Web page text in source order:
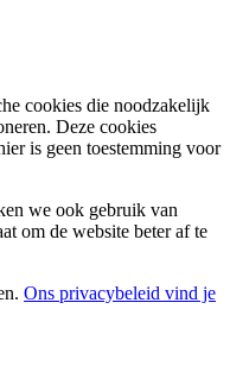
cookies die noodzakelijk
Deze cookies
is geen toestemming voor
we ook gebruik van
om de website beter af te
Ons privacybeleid vind je